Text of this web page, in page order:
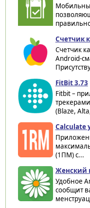
Счетчик
Счетчик
Android-
FitBit 3.73
Fitbit –
(Blaze,
Calculate
(1ПМ) с...
Женский
Удобное
сообщит